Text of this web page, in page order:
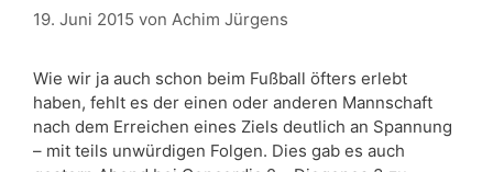
19. Juni 2015 von Achim Jürgens
Wie wir ja auch schon beim Fußball öfters erlebt
haben, fehlt es der einen oder anderen Mannschaft
nach dem Erreichen eines Ziels deutlich an Spannung
– mit teils unwürdigen Folgen. Dies gab es auch